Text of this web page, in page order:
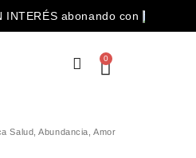
INTERÉS abonando con
0
Salud, Abundancia, Amor